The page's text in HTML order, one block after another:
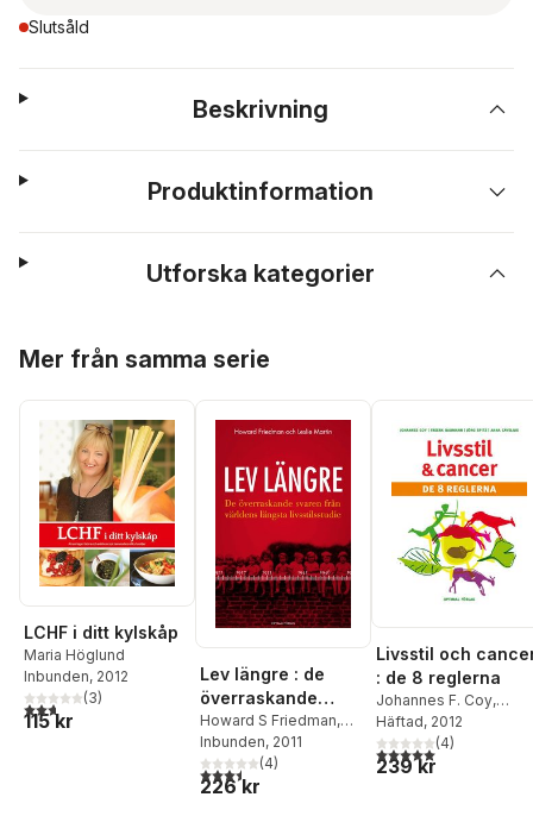
Slutsåld
Beskrivning
Produktinformation
Utforska kategorier
Mer från samma serie
LCHF i ditt kylskåp
Maria Höglund
Inbunden, 2012
2,7utav 5 stjärnor. Totalt antal röster:
(3)
115 kr
Lev längre : de
överraskande
svaren från
världens längsta
livsstilsstudie
Howard S Friedman,
Leslie R Martin
Inbunden, 2011
3,5utav 5 stjärnor. Totalt antal röster:
(4)
226 kr
Livsstil och
: de 8 reglerna
Johannes F. Coy,
Freerk T. Baumann
Jörg Spitz,
Cavelius
Häftad, 2012
5,0utav 5 stjärnor.
(4)
239 kr